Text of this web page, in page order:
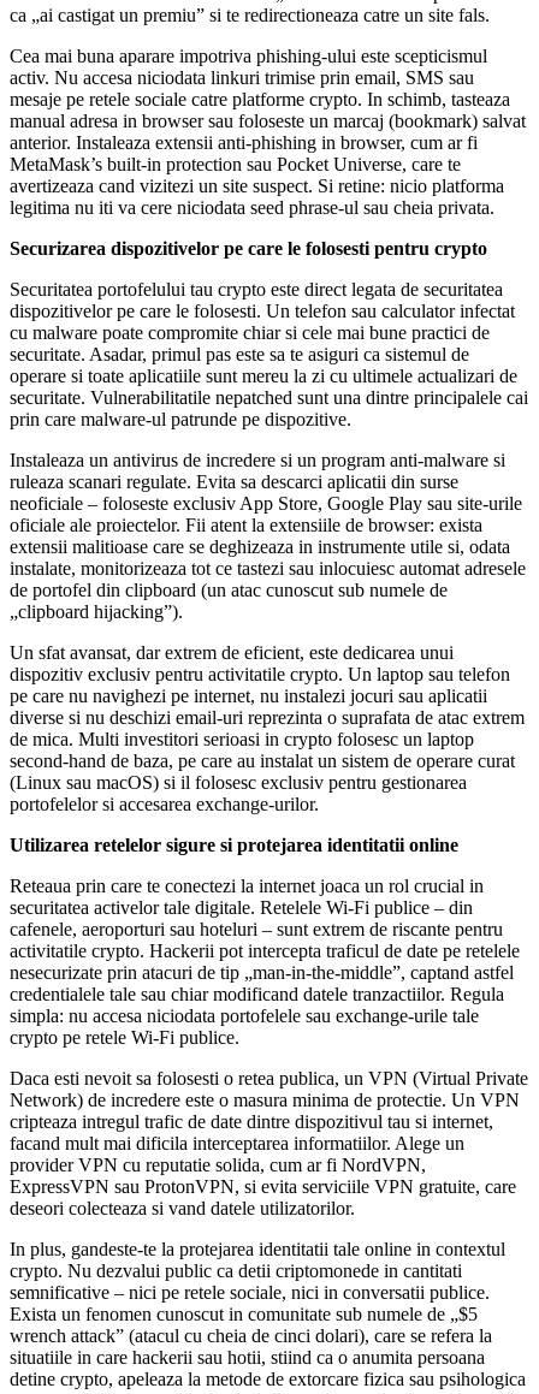
ca „ai castigat un premiu” si te redirectioneaza catre un site fals.
Cea mai buna aparare impotriva phishing-ului este scepticismul
activ. Nu accesa niciodata linkuri trimise prin email, SMS sau
mesaje pe retele sociale catre platforme crypto. In schimb, tasteaza
manual adresa in browser sau foloseste un marcaj (bookmark) salvat
anterior. Instaleaza extensii anti-phishing in browser, cum ar fi
MetaMask’s built-in protection sau Pocket Universe, care te
avertizeaza cand vizitezi un site suspect. Si retine: nicio platforma
legitima nu iti va cere niciodata seed phrase-ul sau cheia privata.
Securizarea dispozitivelor pe care le folosesti pentru crypto
Securitatea portofelului tau crypto este direct legata de securitatea
dispozitivelor pe care le folosesti. Un telefon sau calculator infectat
cu malware poate compromite chiar si cele mai bune practici de
securitate. Asadar, primul pas este sa te asiguri ca sistemul de
operare si toate aplicatiile sunt mereu la zi cu ultimele actualizari de
securitate. Vulnerabilitatile nepatched sunt una dintre principalele cai
prin care malware-ul patrunde pe dispozitive.
Instaleaza un antivirus de incredere si un program anti-malware si
ruleaza scanari regulate. Evita sa descarci aplicatii din surse
neoficiale – foloseste exclusiv App Store, Google Play sau site-urile
oficiale ale proiectelor. Fii atent la extensiile de browser: exista
extensii malitioase care se deghizeaza in instrumente utile si, odata
instalate, monitorizeaza tot ce tastezi sau inlocuiesc automat adresele
de portofel din clipboard (un atac cunoscut sub numele de
„clipboard hijacking”).
Un sfat avansat, dar extrem de eficient, este dedicarea unui
dispozitiv exclusiv pentru activitatile crypto. Un laptop sau telefon
pe care nu navighezi pe internet, nu instalezi jocuri sau aplicatii
diverse si nu deschizi email-uri reprezinta o suprafata de atac extrem
de mica. Multi investitori serioasi in crypto folosesc un laptop
second-hand de baza, pe care au instalat un sistem de operare curat
(Linux sau macOS) si il folosesc exclusiv pentru gestionarea
portofelelor si accesarea exchange-urilor.
Utilizarea retelelor sigure si protejarea identitatii online
Reteaua prin care te conectezi la internet joaca un rol crucial in
securitatea activelor tale digitale. Retelele Wi-Fi publice – din
cafenele, aeroporturi sau hoteluri – sunt extrem de riscante pentru
activitatile crypto. Hackerii pot intercepta traficul de date pe retelele
nesecurizate prin atacuri de tip „man-in-the-middle”, captand astfel
credentialele tale sau chiar modificand datele tranzactiilor. Regula
simpla: nu accesa niciodata portofelele sau exchange-urile tale
crypto pe retele Wi-Fi publice.
Daca esti nevoit sa folosesti o retea publica, un VPN (Virtual Private
Network) de incredere este o masura minima de protectie. Un VPN
cripteaza intregul trafic de date dintre dispozitivul tau si internet,
facand mult mai dificila interceptarea informatiilor. Alege un
provider VPN cu reputatie solida, cum ar fi NordVPN,
ExpressVPN sau ProtonVPN, si evita serviciile VPN gratuite, care
deseori colecteaza si vand datele utilizatorilor.
In plus, gandeste-te la protejarea identitatii tale online in contextul
crypto. Nu dezvalui public ca detii criptomonede in cantitati
semnificative – nici pe retele sociale, nici in conversatii publice.
Exista un fenomen cunoscut in comunitate sub numele de „$5
wrench attack” (atacul cu cheia de cinci dolari), care se refera la
situatiile in care hackerii sau hotii, stiind ca o anumita persoana
detine crypto, apeleaza la metode de extorcare fizica sau psihologica